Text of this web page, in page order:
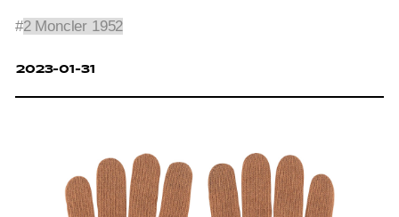
#2 Moncler 1952
2023-01-31